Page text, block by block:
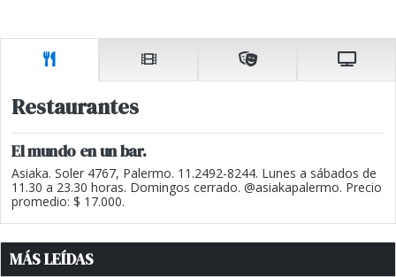
Restaurantes
El mundo en un bar.
Asiaka. Soler 4767, Palermo. 11.2492-8244. Lunes a sábados de
11.30 a 23.30 horas. Domingos cerrado. @asiakapalermo. Precio
promedio: $ 17.000.
MÁS LEÍDAS